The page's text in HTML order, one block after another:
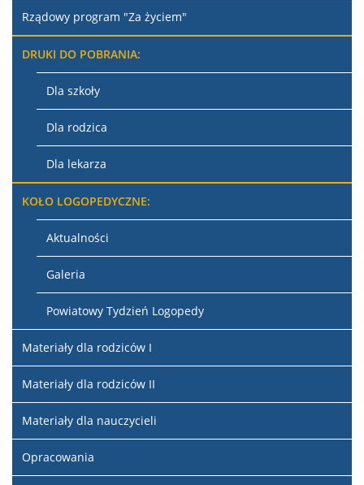
Rządowy program "Za życiem"
DRUKI DO POBRANIA:
Dla szkoły
Dla rodzica
Dla lekarza
KOŁO LOGOPEDYCZNE:
Aktualności
Galeria
Powiatowy Tydzień Logopedy
Materiały dla rodziców I
Materiały dla rodziców II
Materiały dla nauczycieli
Opracowania